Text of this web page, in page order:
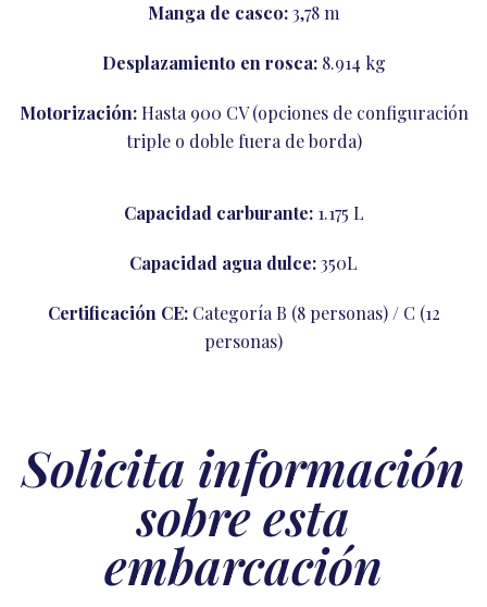
Manga de casco:3,78 m
Desplazamiento en rosca:8.914 kg
Motorización:Hasta 900 CV (opciones de configuración
triple o doble fuera de borda)
Capacidad carburante:1.175 L
Capacidad agua dulce:350L
Certificación CE:Categoría B (8 personas) / C (12
personas)
Solicita información
sobre esta
embarcación